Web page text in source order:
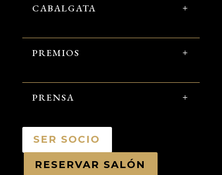
CABALGATA
PREMIOS
PRENSA
SER SOCIO
RESERVAR SALÓN